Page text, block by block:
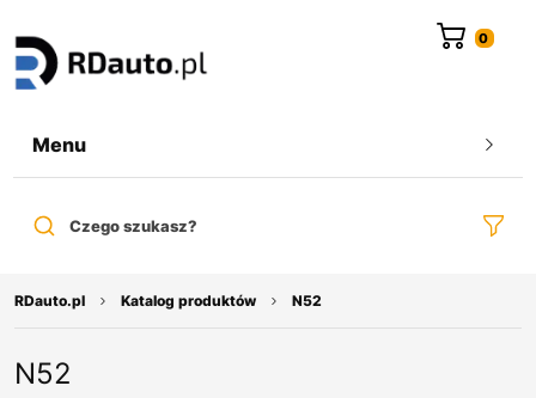
Menu
Czego szukasz?
RDauto.pl Katalog produktów N52
N52